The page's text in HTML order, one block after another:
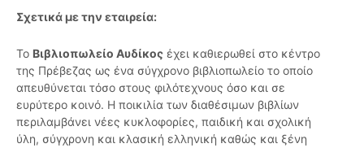
Σχετικά με την εταιρεία:
Το Βιβλιοπωλείο Αυδίκος έχει καθιερωθεί στο κέντρο
της Πρέβεζας ως ένα σύγχρονο βιβλιοπωλείο το οποίο
απευθύνεται τόσο στους φιλότεχνους όσο και σε
ευρύτερο κοινό. Η ποικιλία των διαθέσιμων βιβλίων
περιλαμβάνει νέες κυκλοφορίες, παιδική και σχολική
ύλη, σύγχρονη και κλασική ελληνική καθώς και ξένη